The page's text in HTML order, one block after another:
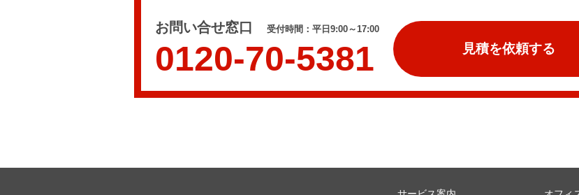
お問い合せ窓口 受付時間：平日9:00～17:00
0120-70-5381 見積を依頼する